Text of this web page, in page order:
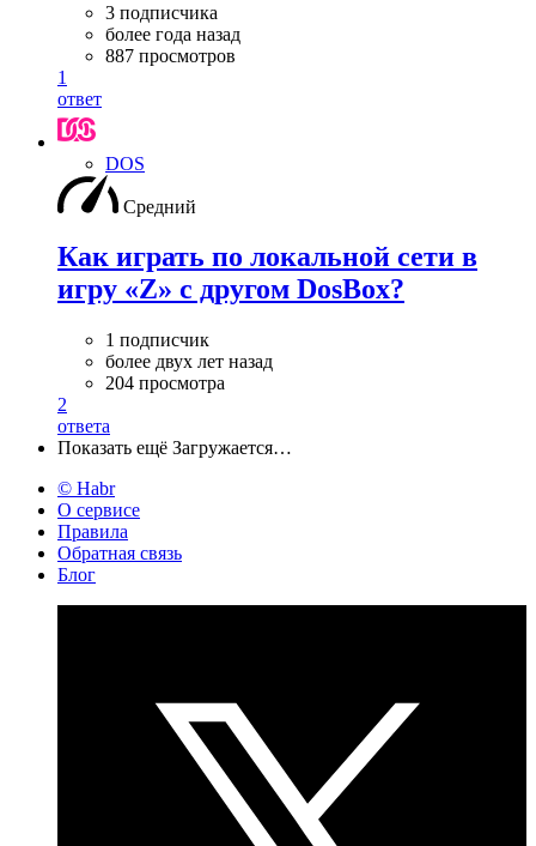
3 подписчика
более года назад
887 просмотров
1
ответ
DOS
Средний
Как играть по локальной сети в
игру «Z» с другом DosBox?
1 подписчик
более двух лет назад
204 просмотра
2
ответа
Показать ещё Загружается…
© Habr
О сервисе
Правила
Обратная связь
Блог